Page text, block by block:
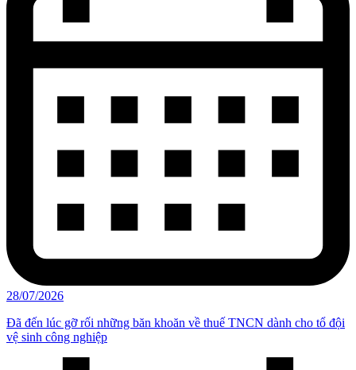
28/07/2026
Đã đến lúc gỡ rối những băn khoăn về thuế TNCN dành cho tổ đội
vệ sinh công nghiệp